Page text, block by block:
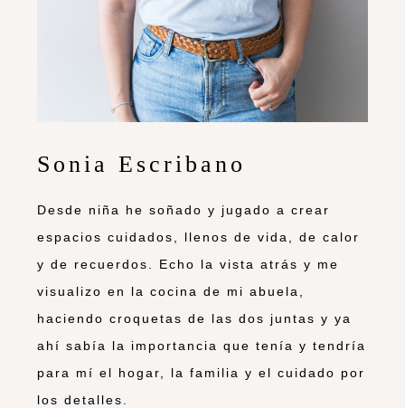
Sonia Escribano
Desde niña he soñado y jugado a crear
espacios cuidados, llenos de vida, de calor
y de recuerdos. Echo la vista atrás y me
visualizo en la cocina de mi abuela,
haciendo croquetas de las dos juntas y ya
ahí sabía la importancia que tenía y tendría
para mí el hogar, la familia y el cuidado por
los detalles.